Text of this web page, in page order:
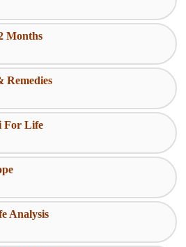
Months
Remedies
For Life
Analysis